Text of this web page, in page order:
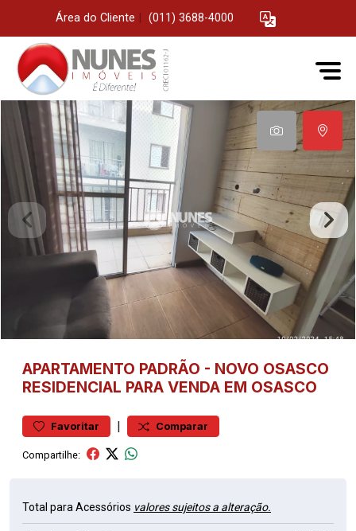
Área do Cliente (011) 3688-4000
APARTAMENTO PADRÃO - NOVO OSASCO
RESIDENCIAL PARA VENDA EM OSASCO
Favoritar | Comparar
Compartilhe:
Total para Acessórios valores sujeitos a alteração.